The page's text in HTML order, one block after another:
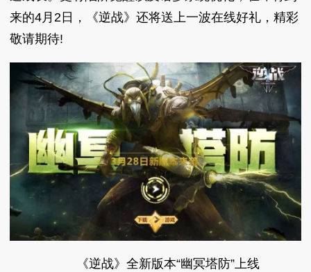
来的4月2日，《逆战》还将送上一波在线好礼，精彩
敬请期待!
《逆战》全新版本“幽冥塔防”上线